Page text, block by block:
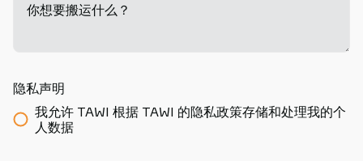
你想要搬运什么？
隐私声明
我允许 TAWI 根据 TAWI 的隐私政策存储和处理我的个
人数据